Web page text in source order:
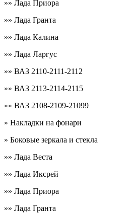
»» Лада Приора
»» Лада Гранта
»» Лада Калина
»» Лада Ларгус
»» ВАЗ 2110-2111-2112
»» ВАЗ 2113-2114-2115
»» ВАЗ 2108-2109-21099
» Накладки на фонари
» Боковые зеркала и стекла
»» Лада Веста
»» Лада Иксрей
»» Лада Приора
»» Лада Гранта